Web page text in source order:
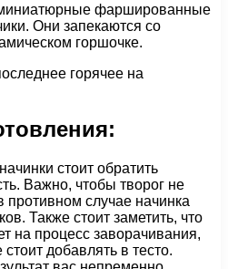
фаршированные
Они запекаются со
горшочке.
горячее на
стоит обратить
Важно, чтобы творог не
случае начинка
Также стоит заметить, что
на процесс заворачивания,
добавлять в тесто.